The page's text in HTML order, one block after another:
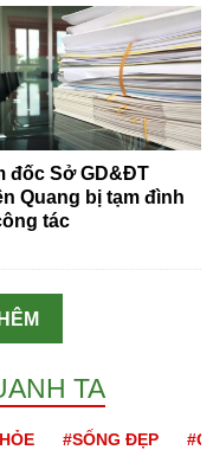
đốc Sở GD&ĐT
Quang bị tạm đình
tác
TA
#SỐNG ĐẸP